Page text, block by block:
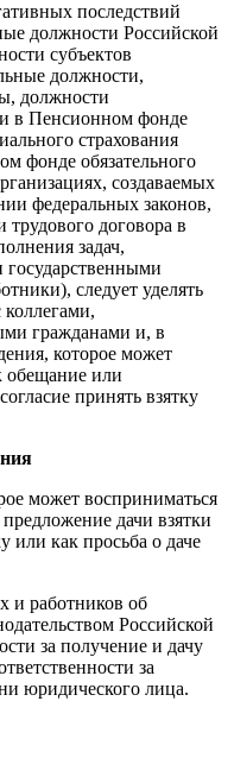
последствий
должности Российской
субъектов
должности,
должности
в Пенсионном фонде
страхования
фонде обязательного
создаваемых
федеральных законов,
договора в
задач,
следует уделять
гражданами и, в
которое может
обещание или
принять взятку
может восприниматься
дачи взятки
или как просьба о даче
работников об
Российской
за получение и дачу
за
юридического лица.